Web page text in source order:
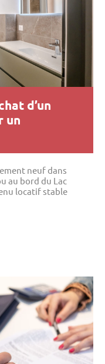
d’un
un
neuf dans
au bord du Lac
locatif stable